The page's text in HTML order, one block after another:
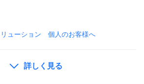
リューション 個人のお客様へ
詳しく見る